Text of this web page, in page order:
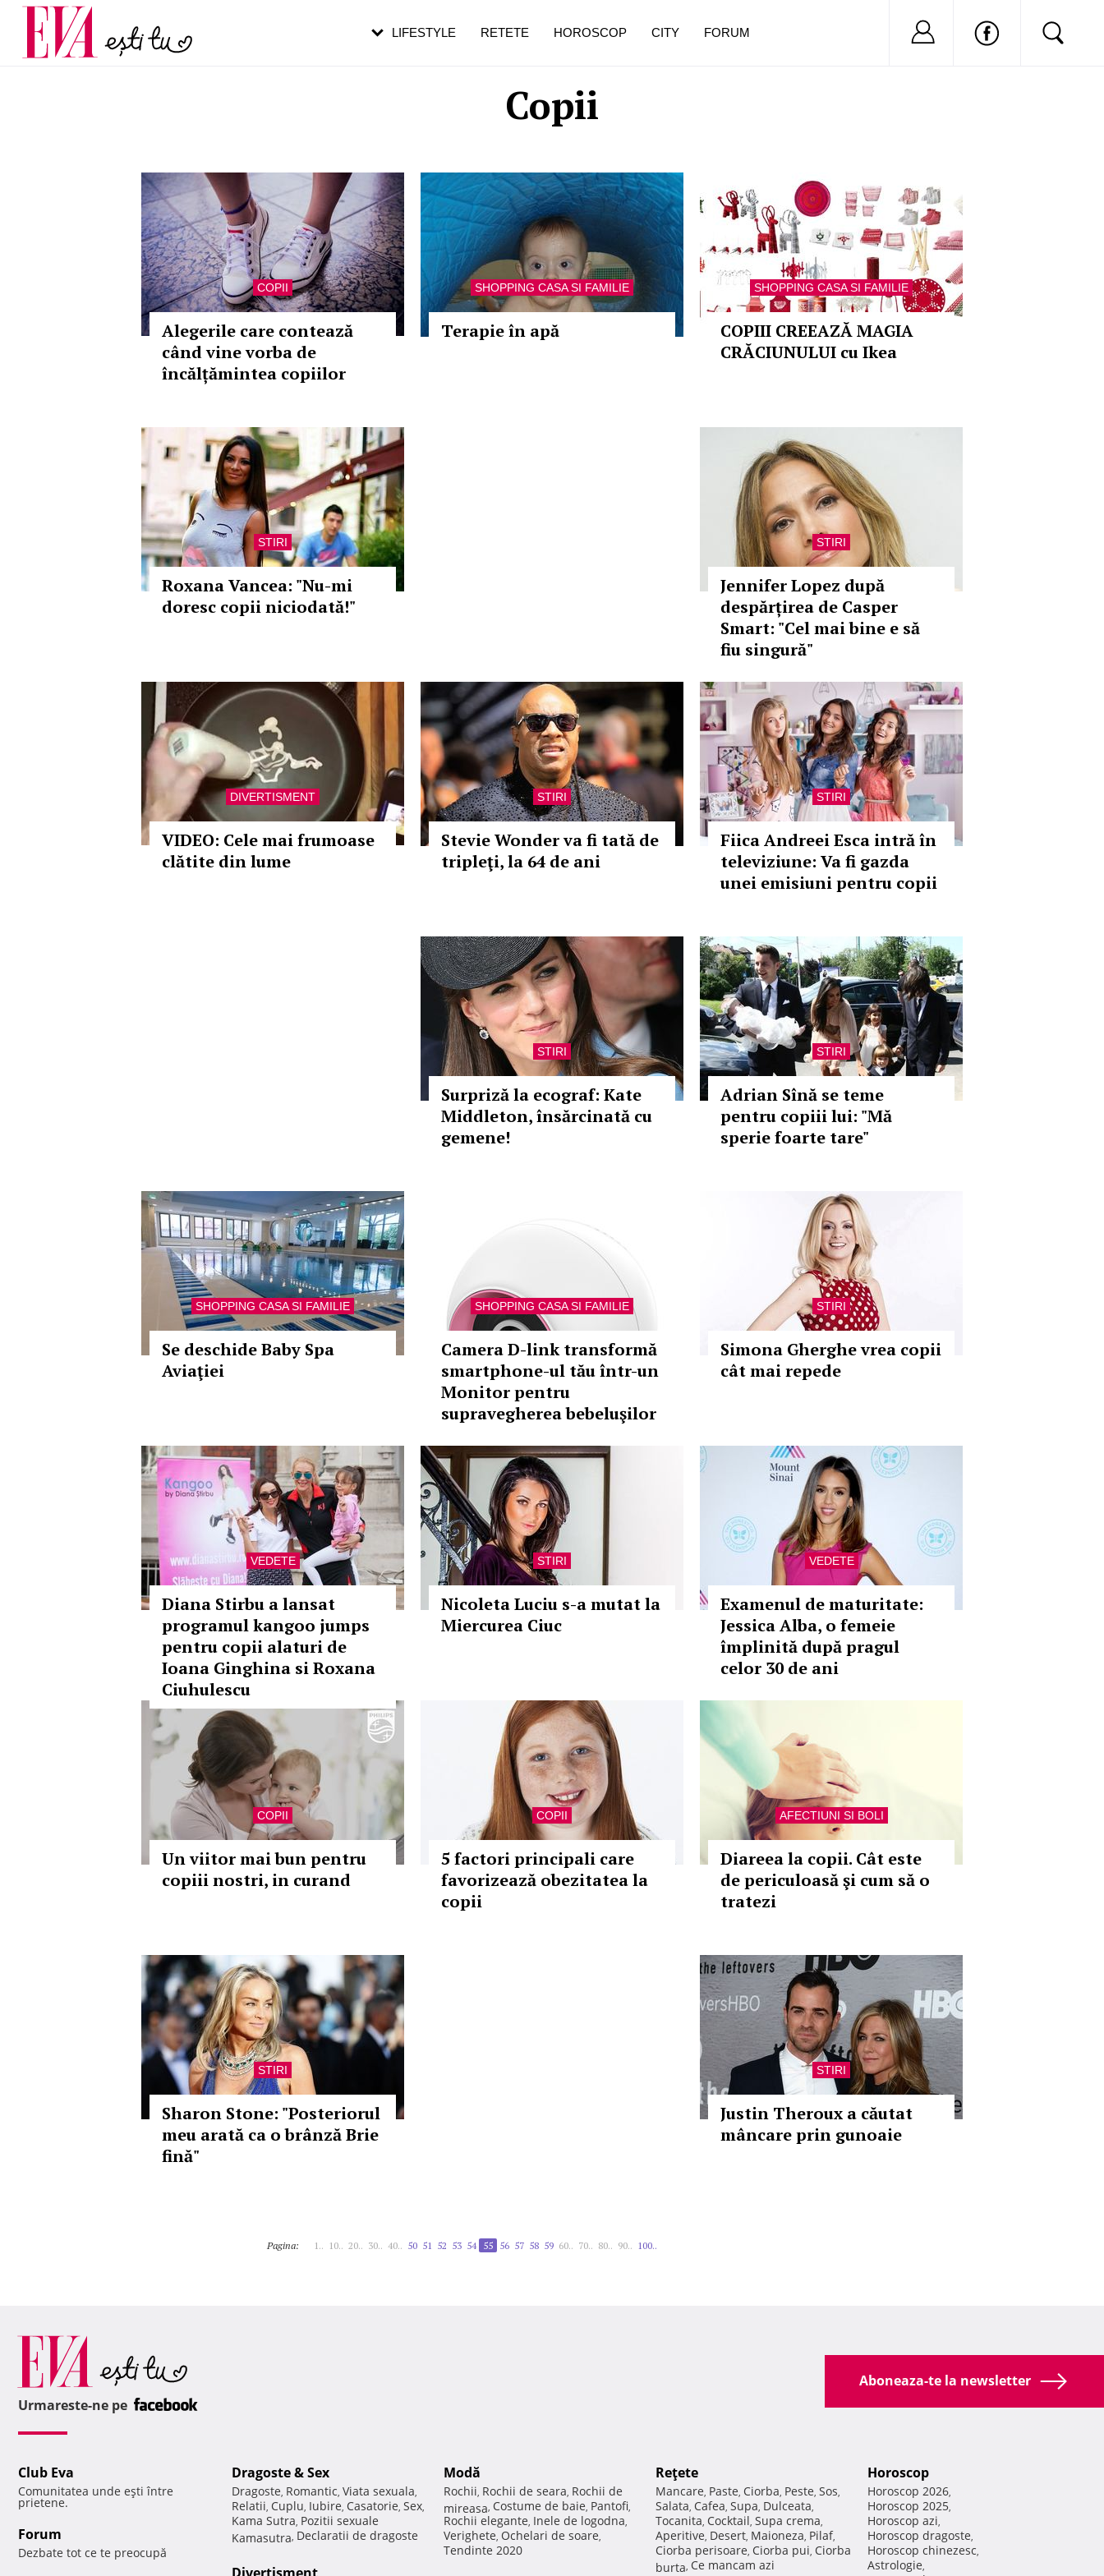
Copii
COPII
Alegerile care contează
când vine vorba de
încălțămintea copiilor
SHOPPING CASA SI FAMILIE
Terapie în apă
SHOPPING CASA SI FAMILIE
COPIII CREEAZĂ MAGIA
CRĂCIUNULUI cu Ikea
STIRI
Roxana Vancea: "Nu-mi
doresc copii niciodată!"
STIRI
Jennifer Lopez după
despărțirea de Casper
Smart: "Cel mai bine e să
fiu singură"
DIVERTISMENT
VIDEO: Cele mai frumoase
clătite din lume
STIRI
Stevie Wonder va fi tată de
tripleţi, la 64 de ani
STIRI
Fiica Andreei Esca intră în
televiziune: Va fi gazda
unei emisiuni pentru copii
STIRI
Surpriză la ecograf: Kate
Middleton, însărcinată cu
gemene!
STIRI
Adrian Sînă se teme
pentru copiii lui: "Mă
sperie foarte tare"
SHOPPING CASA SI FAMILIE
Se deschide Baby Spa
Aviaţiei
SHOPPING CASA SI FAMILIE
Camera D-link transformă
smartphone-ul tău într-un
Monitor pentru
supravegherea bebeluşilor
STIRI
Simona Gherghe vrea copii
cât mai repede
VEDETE
Diana Stirbu a lansat
programul kangoo jumps
pentru copii alaturi de
Ioana Ginghina si Roxana
Ciuhulescu
STIRI
Nicoleta Luciu s-a mutat la
Miercurea Ciuc
VEDETE
Examenul de maturitate:
Jessica Alba, o femeie
împlinită după pragul
celor 30 de ani
COPII
Un viitor mai bun pentru
copiii nostri, in curand
COPII
5 factori principali care
favorizează obezitatea la
copii
AFECTIUNI SI BOLI
Diareea la copii. Cât este
de periculoasă şi cum să o
tratezi
STIRI
Sharon Stone: "Posteriorul
meu arată ca o brânză Brie
fină"
STIRI
Justin Theroux a căutat
mâncare prin gunoaie
Pagina: 1.. 10.. 20.. 30.. 40.. 50 51 52 53 54 55 56 57 58 59 60.. 70.. 80.. 90.. 100..
LIFESTYLE RETETE HOROSCOP CITY FORUM Nu ai cont?
Carieră
Actualitate
pe măsură ce înaintezi în vârstă
de dureroasă este investigația
Aboneaza-te la newsletter
Urmareste-ne pe
Club Eva
Comunitatea unde eşti între
prietene.
Forum
Dezbate tot ce te preocupă
Dragoste & Sex
Dragoste, Romantic, Viata sexuala,
Relatii, Cuplu, Iubire, Casatorie, Sex,
Kama Sutra, Pozitii sexuale
Kamasutra, Declaratii de dragoste
Modă
Rochii, Rochii de seara, Rochii de
mireasa, Costume de baie, Pantofi,
Rochii elegante, Inele de logodna,
Verighete, Ochelari de soare,
Tendinte 2020
Reţete
Mancare, Paste, Ciorba, Peste, Sos,
Salata, Cafea, Supa, Dulceata,
Tocanita, Cocktail, Supa crema,
Aperitive, Desert, Maioneza, Pilaf,
Ciorba perisoare, Ciorba pui, Ciorba
burta, Ce mancam azi
Horoscop
Horoscop 2026,
Horoscop 2025,
Horoscop azi,
Horoscop dragoste,
Horoscop chinezesc,
Astrologie,